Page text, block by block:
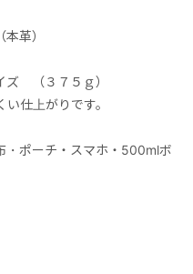
革）
ズ （３７５ｇ）
仕上がりです。
ポーチ・スマホ・500mlボ